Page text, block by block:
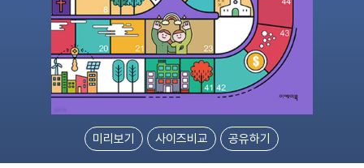
미리보기 사이즈비교 공유하기